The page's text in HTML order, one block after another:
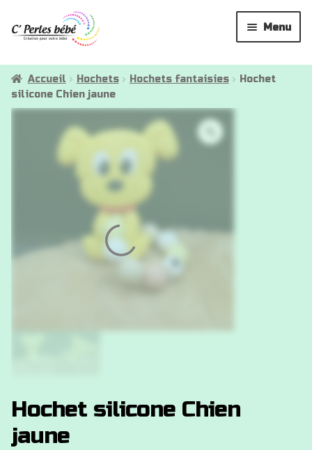
à
navigation
au
Menu
Attaches tétines
Anneaux de dentition
Attaches doudous
Accueil Hochets Hochets fantaisies
Hochet
silicone Chien jaune
Hochet silicone Chien
jaune